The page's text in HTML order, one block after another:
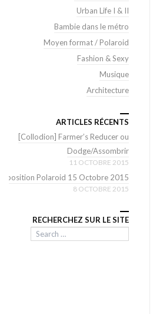
Urban Life I & II
Bambie dans le métro
Moyen format / Polaroid
Fashion & Sexy
Musique
Architecture
ARTICLES RÉCENTS
[Collodion] Farmer’s Reducer ou
Dodge/Assombrir
11 OCTOBRE 2015
Polaroid 15 Octobre 2015
8 OCTOBRE 2015
RECHERCHEZ SUR LE SITE